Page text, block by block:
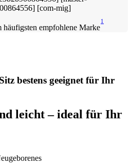
empfohlene Marke
1
bestens geeignet für Ihr
leicht – ideal für Ihr